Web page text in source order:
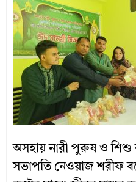
অসহায় নারী পুরুষ ও শিশু
সভাপতি নেওয়াজ শরীফ